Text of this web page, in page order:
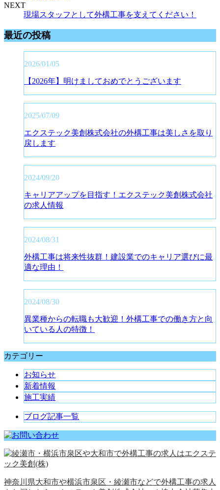
NEXT
現場スタッフとして外構工事を支えてください！
最近の投稿
2026/01/05
【2026年】明けましておめでとうございます
2025/07/09
エクステック美創株式会社の外構工事は美しさを取り
戻します
2024/09/20
キャリアアップを目指す！エクステック美創株式会社
の求人情報
2024/08/31
外構工事は将来性抜群！建設業でのキャリア選びに最
適な理由！
2024/08/30
異業種からの転職も大歓迎！外構工事での働き方と向
いている人の特徴！
カテゴリー
お知らせ
新着情報
施工実績
ブログ記事一覧
神奈川県大和市や横浜市泉区・綾瀬市などで外構工事の求人